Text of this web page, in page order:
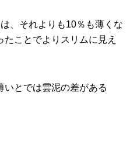
、それよりも10％も薄くな
ことでよりスリムに見え
いとでは雲泥の差がある